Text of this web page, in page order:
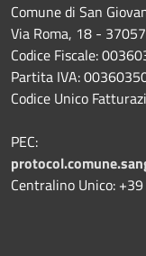
Comune di San
Via Roma, 18 - 37057
Codice Fiscale:
Partita IVA:
Codice Unico
PEC:
Centralino Unico: